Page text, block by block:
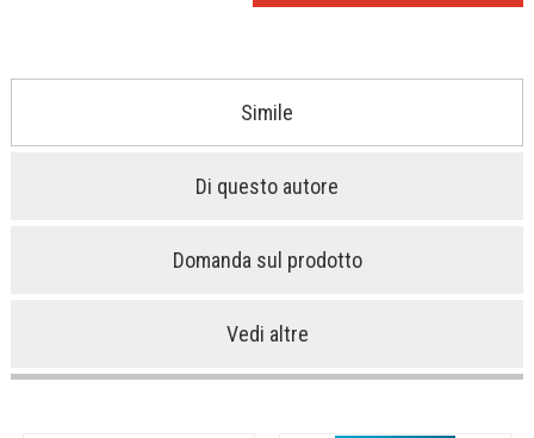
Simile
Di questo autore
Domanda sul prodotto
Vedi altre